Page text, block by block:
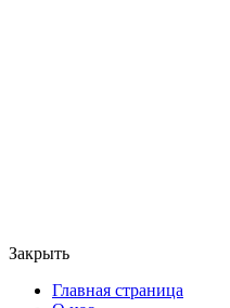
Закрыть
Главная страница